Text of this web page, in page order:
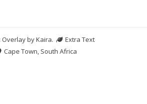
Overlay byKaira.
Extra Text
Cape Town, South Africa